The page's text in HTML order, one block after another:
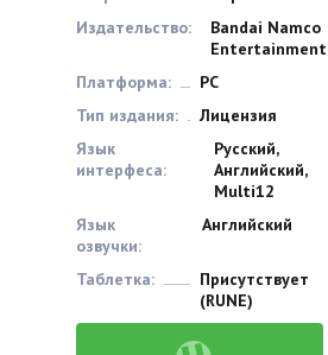
Издательство:
Bandai Namco
Entertainment
Платформа:
PC
Тип издания:
Лицензия
Язык
интерфеса:
Русский,
Английский,
Multi12
Язык
озвучки:
Английский
Таблетка:
Присутствует
(RUNE)